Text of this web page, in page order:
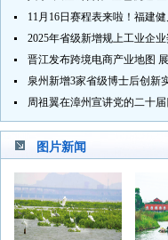
泉州新增3家省级博士后创新
图片新闻